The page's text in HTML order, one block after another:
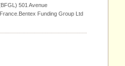
501 Avenue
Funding Group Ltd